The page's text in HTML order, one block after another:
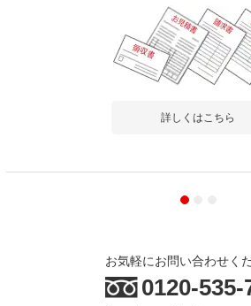
詳しくはこちら
お気軽にお問い合わせく
0120-535-